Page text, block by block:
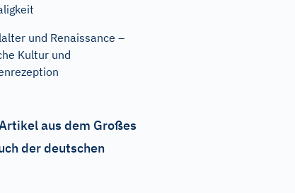
und Renaissance –
Kultur und
aus dem Großes
der deutschen